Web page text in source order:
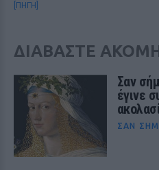
[ΠΗΓΗ]
ΔΙΑΒΑΣΤΕ
Σαν
έγινε
ΣΑΝ